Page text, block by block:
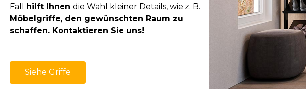
Fall hilft Ihnen die Wahl kleiner Details, wie z. B.
Möbelgriffe, den gewünschten Raum zu
schaffen. Kontaktieren Sie uns!
Siehe Griffe